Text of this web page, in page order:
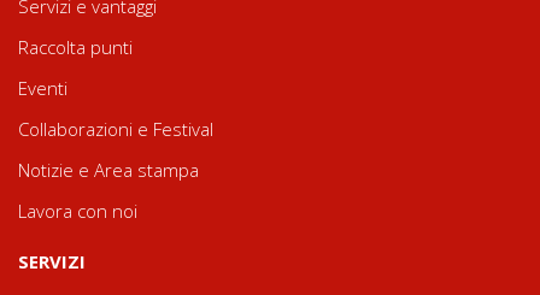
Servizi e vantaggi
Raccolta punti
Eventi
Collaborazioni e Festival
Notizie e Area stampa
Lavora con noi
SERVIZI